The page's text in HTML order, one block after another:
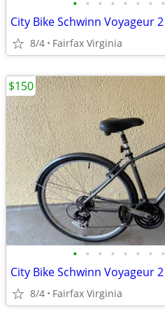
• • • • • • • •
City Bike Schwinn Voyageur 2
8/4 Fairfax Virginia
• • • • • • • •
City Bike Schwinn Voyageur 2
8/4 Fairfax Virginia
$150